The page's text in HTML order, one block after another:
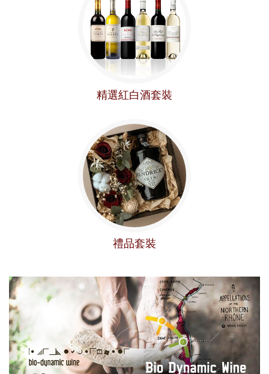
精選紅白酒套裝
禮品套裝